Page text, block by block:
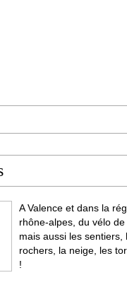
A Valence et dans la
rhône-alpes, du vélo
mais aussi les sentiers,
rochers, la neige, les
!